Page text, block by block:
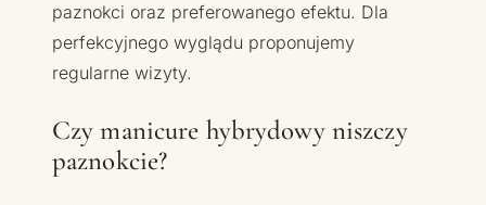
paznokci oraz preferowanego efektu. Dla
perfekcyjnego wyglądu proponujemy
regularne wizyty.
Czy manicure hybrydowy niszczy
paznokcie?